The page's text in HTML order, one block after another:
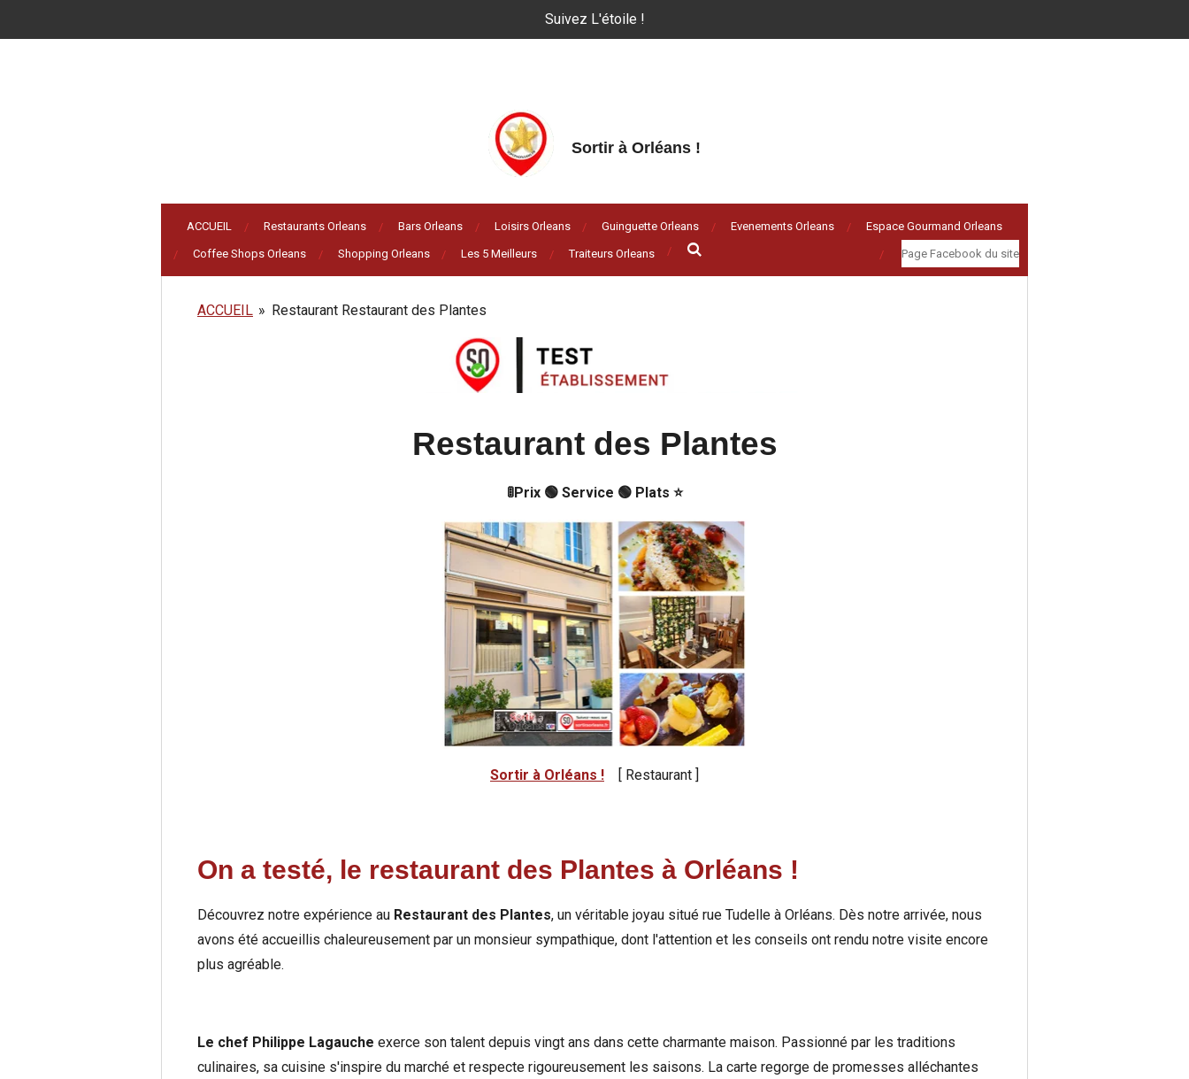
Suivez L'étoile !
Sortir à Orléans !
ACCUEIL Restaurants Orleans Bars Orleans Loisirs Orleans Guinguette Orleans Evenements Orleans Espace Gourmand Orleans
Coffee Shops Orleans Shopping Orleans Les 5 Meilleurs Traiteurs Orleans Page Facebook du site
ACCUEIL » Restaurant Restaurant des Plantes
Restaurant des Plantes
🚦Prix 🟢 Service 🟢 Plats ⭐
Sortir à Orléans ! [ Restaurant ]
On a testé, le restaurant des Plantes à Orléans !
Découvrez notre expérience au Restaurant des Plantes, un véritable joyau situé rue Tudelle à Orléans. Dès notre arrivée, nous
avons été accueillis chaleureusement par un monsieur sympathique, dont l'attention et les conseils ont rendu notre visite encore
plus agréable.
Le chef Philippe Lagauche exerce son talent depuis vingt ans dans cette charmante maison. Passionné par les traditions
culinaires, sa cuisine s'inspire du marché et respecte rigoureusement les saisons. La carte regorge de promesses alléchantes